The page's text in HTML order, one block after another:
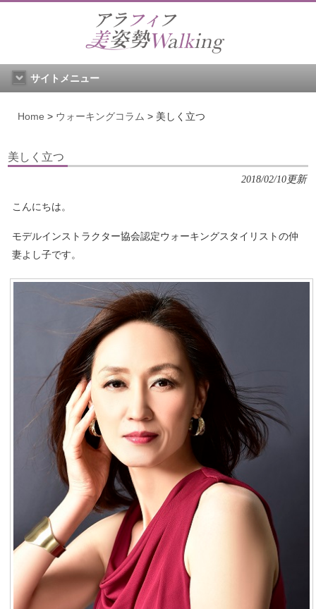
サイトメニュー
Home > ウォーキングコラム > 美しく立つ
美しく立つ
2018/02/10更新
こんにちは。
モデルインストラクター協会認定ウォーキングスタイリストの仲
妻よし子です。